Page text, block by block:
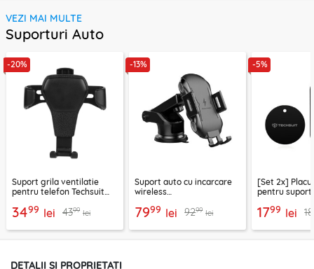
VEZI MAI MULTE
Suporturi Auto
-20%
Suport grila ventilatie
pentru telefon Techsuit
3499 lei 4399 lei
-13%
Suport auto cu incarcare
wireless
Techsuit, CAPD032
7999 lei 9299 lei
-5%
[Set 2x]
pentru
negru
1799 lei 18
DETALII SI PROPRIETATI